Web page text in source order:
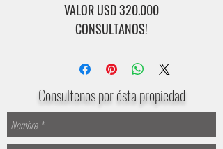
VALOR USD 320.000
CONSULTANOS!
Consultenos por ésta propiedad